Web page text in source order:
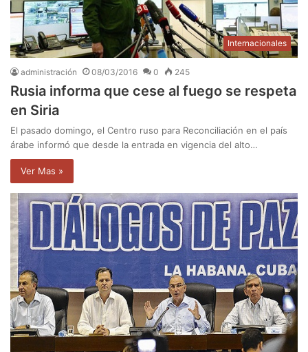
Internacionales
administración 08/03/2016 0 245
Rusia informa que cese al fuego se respeta
en Siria
El pasado domingo, el Centro ruso para Reconciliación en el país
árabe informó que desde la entrada en vigencia del alto…
Ver Mas »